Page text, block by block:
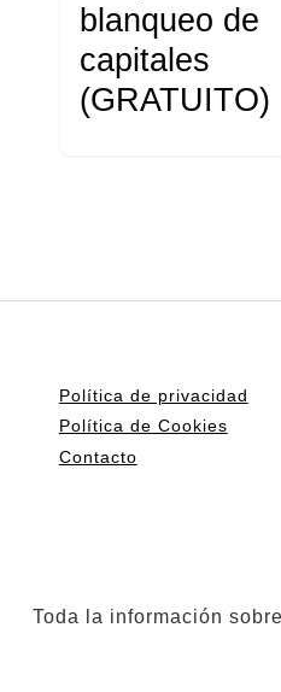
blanqueo de
capitales
(GRATUITO)
Política de privacidad
Política de Cookies
Contacto
Toda la información